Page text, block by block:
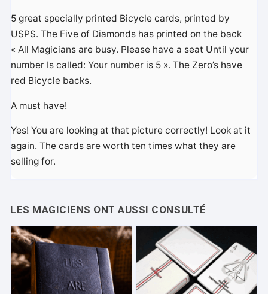
5 great specially printed Bicycle cards, printed by
USPS. The Five of Diamonds has printed on the back
« All Magicians are busy. Please have a seat Until your
number Is called: Your number is 5 ». The Zero’s have
red Bicycle backs.
A must have!
Yes! You are looking at that picture correctly! Look at it
again. The cards are worth ten times what they are
selling for.